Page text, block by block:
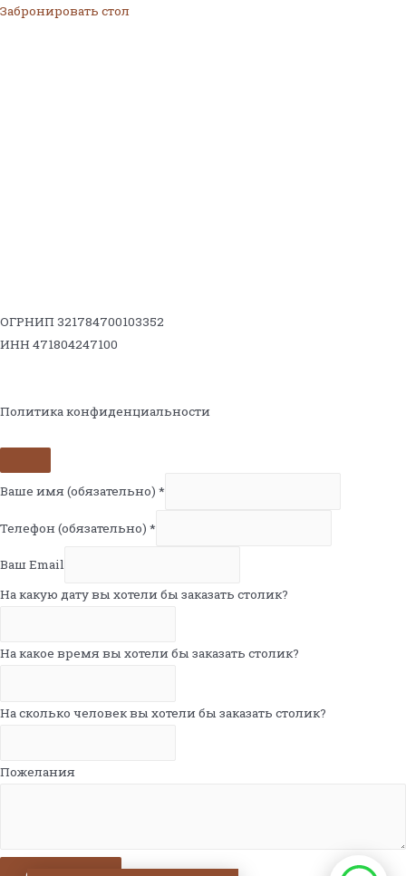
Забронировать стол
ОГРНИП 321784700103352
ИНН 471804247100
Политика конфиденциальности
Ваше имя (обязательно) *
Телефон (обязательно) *
Ваш Email
На какую дату вы хотели бы заказать столик?
На какое время вы хотели бы заказать столик?
На сколько человек вы хотели бы заказать столик?
Пожелания